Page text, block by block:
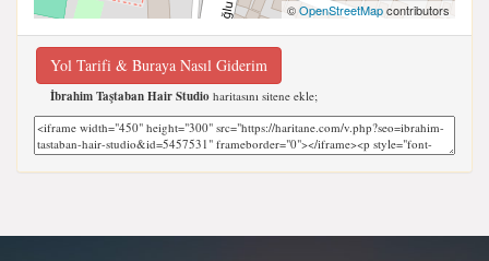
©OpenStreetMapcontributors
Yol Tarifi & Buraya Nasıl Giderim
İbrahim Taştaban Hair Studio haritasını sitene ekle;